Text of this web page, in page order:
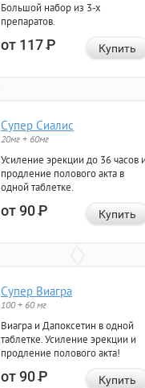
Большой набор из 3-х
препаратов.
от 117Р Купить
Супер Сиалис
20мг + 60мг
Усиление эрекции до 36 часов и
продление полового акта в
одной таблетке.
от 90Р Купить
Супер Виагра
100 + 60 мг
Виагра и Дапоксетин в одной
таблетке. Усиление эрекции и
продление полового акта!
от 90Р Купить